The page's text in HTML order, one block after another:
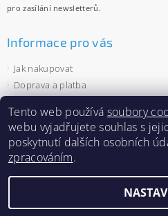
pro zasílání newsletterů.
Informace pro vás
Jak nakupovat
Doprava a platba
Ochrana osobních údajů
Velkoobchod
Zásady používání souborů cookies
2026 ©Capi-cap.cz,
Tento web používá soubory
webu vyjadřujete souhlas s
poskytnutí dalších osobních
zpracováním.